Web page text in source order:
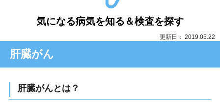
気になる病気を知る＆検査を探す
更新日： 2019.05.22
肝臓がん
肝臓がんとは？